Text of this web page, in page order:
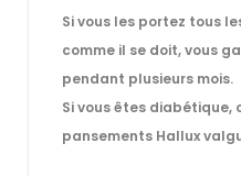
Si vous les portez tous
comme il se doit, vous
pendant plusieurs mois.
Si vous êtes
pansements Hallux